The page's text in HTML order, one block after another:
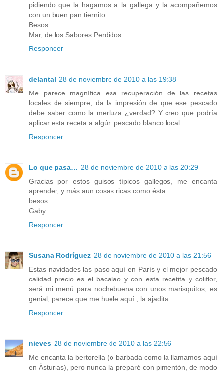
pidiendo que la hagamos a la gallega y la acompañemos
con un buen pan tiernito...
Besos.
Mar, de los Sabores Perdidos.
Responder
delantal 28 de noviembre de 2010 a las 19:38
Me parece magnífica esa recuperación de las recetas
locales de siempre, da la impresión de que ese pescado
debe saber como la merluza ¿verdad? Y creo que podría
aplicar esta receta a algún pescado blanco local.
Responder
Lo que pasa… 28 de noviembre de 2010 a las 20:29
Gracias por estos guisos típicos gallegos, me encanta
aprender, y más aun cosas ricas como ésta
besos
Gaby
Responder
Susana Rodríguez 28 de noviembre de 2010 a las 21:56
Estas navidades las paso aquí en París y el mejor pescado
calidad precio es el bacalao y con esta recetita y coliflor,
será mi menú para nochebuena con unos marisquitos, es
genial, parece que me huele aquí , la ajadita
Responder
nieves 28 de noviembre de 2010 a las 22:56
Me encanta la bertorella (o barbada como la llamamos aquí
en Ästurias), pero nunca la preparé con pimentón, de modo